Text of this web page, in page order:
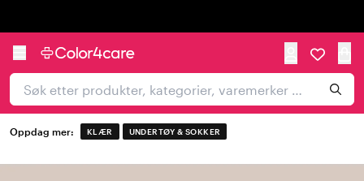
Oppdag mer: KLÆR UNDERTØY & SOKKER